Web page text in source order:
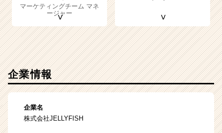
マーケティングチーム マネ
ージャー
企業情報
企業名
株式会社JELLYFISH